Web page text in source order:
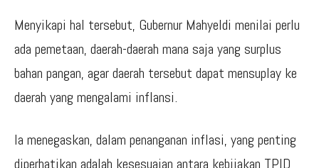
Menyikapi hal tersebut, Gubernur Mahyeldi menilai perlu
ada pemetaan, daerah-daerah mana saja yang surplus
bahan pangan, agar daerah tersebut dapat mensuplay ke
daerah yang mengalami inflansi.
Ia menegaskan, dalam penanganan inflasi, yang penting
diperhatikan adalah kesesuaian antara kebijakan TPID